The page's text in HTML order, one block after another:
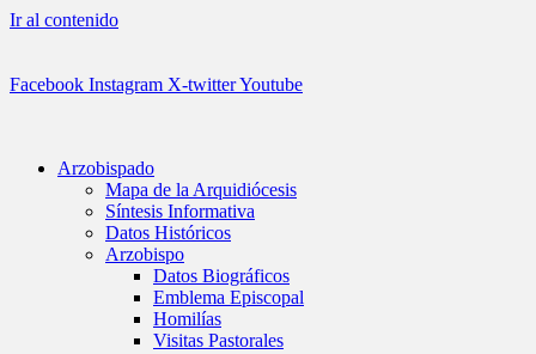
Ir al contenido
Facebook Instagram X-twitterYoutube
Arzobispado
Mapa de la Arquidiócesis
Síntesis Informativa
Datos Históricos
Arzobispo
Datos Biográficos
Emblema Episcopal
Homilías
Visitas Pastorales